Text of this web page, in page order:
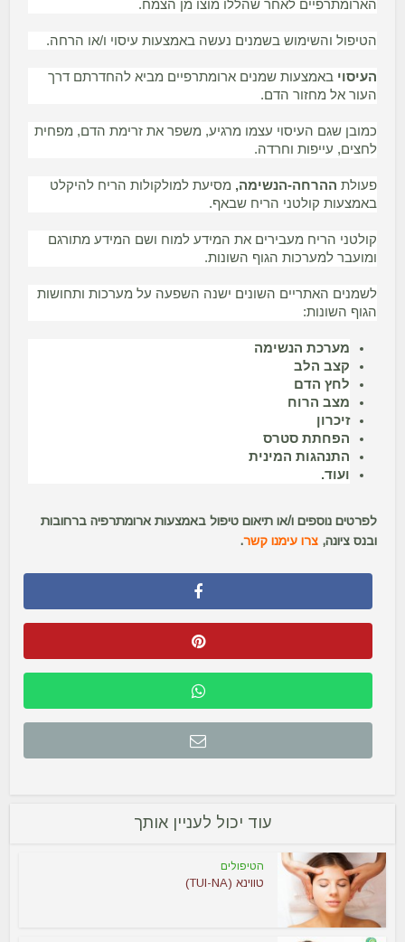
הארומתרפיים לאחר שהללו מוצו מן הצמח.
הטיפול והשימוש בשמנים נעשה באמצעות עיסוי ו/או הרחה.
העיסוי באמצעות שמנים ארומתרפיים מביא להחדרתם דרך
העור אל מחזור הדם.
כמובן שגם העיסוי עצמו מרגיע, משפר את זרימת הדם, מפחית
לחצים, עייפות וחרדה.
פעולת ההרחה-הנשימה, מסיעת למולקולות הריח להיקלט
באמצעות קולטני הריח שבאף.
קולטני הריח מעבירים את המידע למוח ושם המידע מתורגם
ומועבר למערכות הגוף השונות.
לשמנים האתריים השונים ישנה השפעה על מערכות ותחושות
הגוף השונות:
מערכת הנשימה
קצב הלב
לחץ הדם
מצב הרוח
זיכרון
הפחתת סטרס
התנהגות המינית
ועוד.
לפרטים נוספים ו/או תיאום טיפול באמצעות ארומתרפיה ברחובות
ובנס ציונה,צרו עימנו קשר.
עוד יכול לעניין אותך
הטיפולים
טווינא (TUI-NA)